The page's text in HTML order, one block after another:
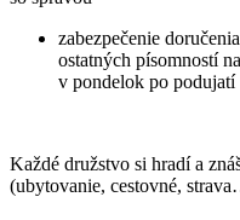
zabezpečenie
ostatných písomností
v pondelok po podujatí
Každé družstvo si hradí a
(ubytovanie, cestovné,